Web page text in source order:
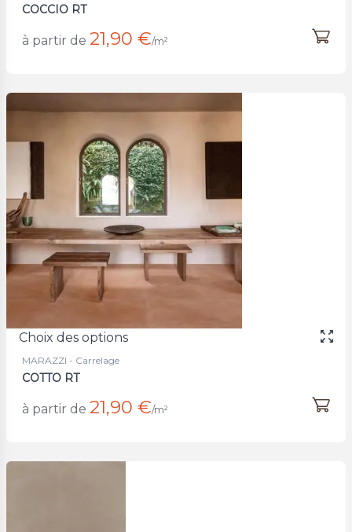
COCCIO RT
à partir de 21,90 €/m²
Choix des options
MARAZZI - Carrelage
COTTO RT
à partir de 21,90 €/m²